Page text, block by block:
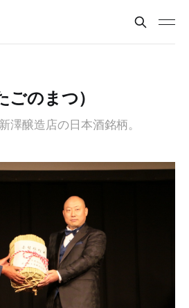
のまつ）
澤醸造店の日本酒銘柄。